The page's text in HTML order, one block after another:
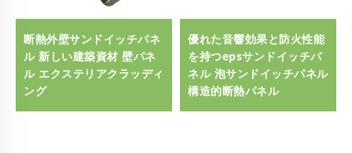
断熱外壁サンドイッチパネ
ル 新しい建築資材 壁パネ
ル エクステリアクラッディ
ング
優れた音響効果と防火性能
を持つepsサンドイッチパ
ネル 泡サンドイッチパネル
構造的断熱パネル